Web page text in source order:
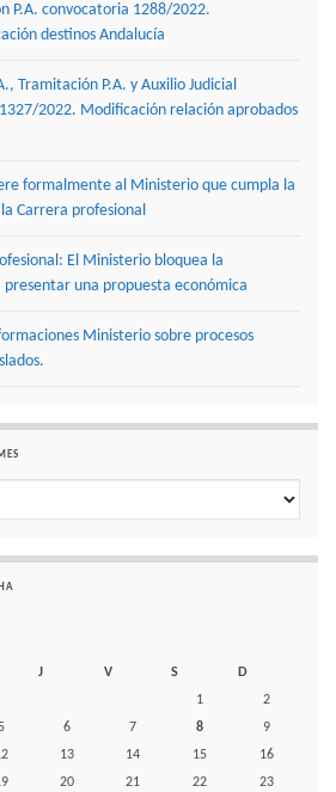
P.A. convocatoria 1288/2022.
destinos Andalucía
Tramitación P.A. y Auxilio Judicial
2022. Modificación relación aprobados
formalmente al Ministerio que cumpla la
Carrera profesional
El Ministerio bloquea la
presentar una propuesta económica
Ministerio sobre procesos
J V S
D
1
2
6 7 8
9
13 14 15
16
20 21 22
23